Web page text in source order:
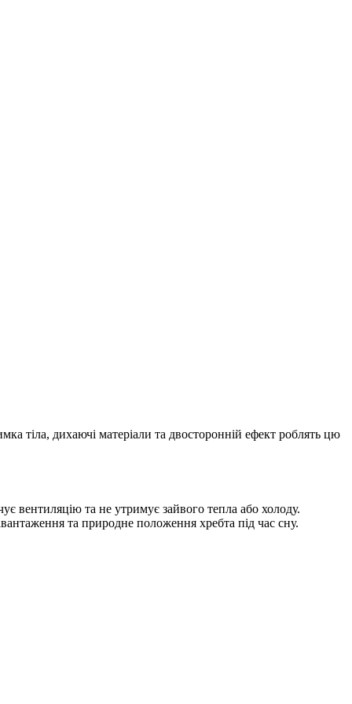
тіла, дихаючі матеріали та двосторонній ефект роблять цю
вентиляцію та не утримує зайвого тепла або холоду.
та природне положення хребта під час сну.